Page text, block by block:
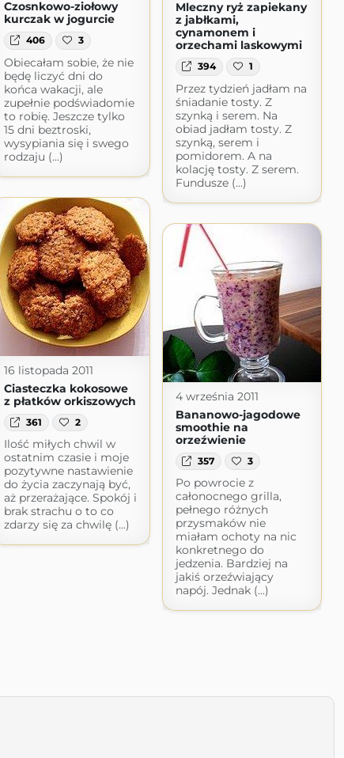
Czosnkowo-ziołowy
kurczak w jogurcie
406 3
Obiecałam sobie, że nie
będę liczyć dni do
końca wakacji, ale
zupełnie podświadomie
to robię. Jeszcze tylko
15 dni beztroski,
wysypiania się i swego
rodzaju (...)
Mleczny ryż zapiekany
z jabłkami,
cynamonem i
orzechami laskowymi
394 1
Przez tydzień jadłam na
śniadanie tosty. Z
szynką i serem. Na
obiad jadłam tosty. Z
szynką, serem i
pomidorem. A na
kolację tosty. Z serem.
Fundusze (...)
16 listopada 2011
Ciasteczka kokosowe
z płatków orkiszowych
361 2
Ilość miłych chwil w
ostatnim czasie i moje
pozytywne nastawienie
do życia zaczynają być,
aż przerażające. Spokój i
brak strachu o to co
zdarzy się za chwilę (...)
4 września 2011
Bananowo-jagodowe
smoothie na
orzeźwienie
357 3
Po powrocie z
całonocnego grilla,
pełnego różnych
przysmaków nie
miałam ochoty na nic
konkretnego do
jedzenia. Bardziej na
jakiś orzeźwiający
napój. Jednak (...)